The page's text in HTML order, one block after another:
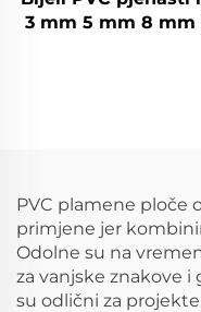
3 mm 5 mm 8 mm
PVC plamene ploče
primjene jer
Odolne su na
za vanjske znakove
su odlični za